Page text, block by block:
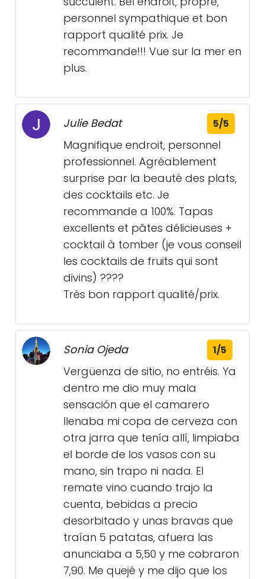
personnel sympathique et bon
rapport qualité prix. Je
recommande!!! Vue sur la mer en
plus.
Julie Bedat 5/5
Magnifique endroit, personnel
professionnel. Agréablement
surprise par la beauté des plats,
des cocktails etc. Je
recommande a 100%. Tapas
excellents et pâtes délicieuses +
cocktail à tomber (je vous conseil
les cocktails de fruits qui sont
divins) ????
Très bon rapport qualité/prix.
Sonia Ojeda 1/5
Vergüenza de sitio, no entréis. Ya
dentro me dio muy mala
sensación que el camarero
llenaba mi copa de cerveza con
otra jarra que tenía allí, limpiaba
el borde de los vasos con su
mano, sin trapo ni nada. El
remate vino cuando trajo la
cuenta, bebidas a precio
desorbitado y unas bravas que
traían 5 patatas, afuera las
anunciaba a 5,50 y me cobraron
7,90. Me quejé y me dijo que los